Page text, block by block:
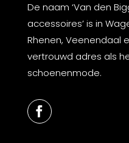
De naam ‘Van den
accessoires’ is in
Rhenen, Veenendaal
vertrouwd adres als
schoenenmode.